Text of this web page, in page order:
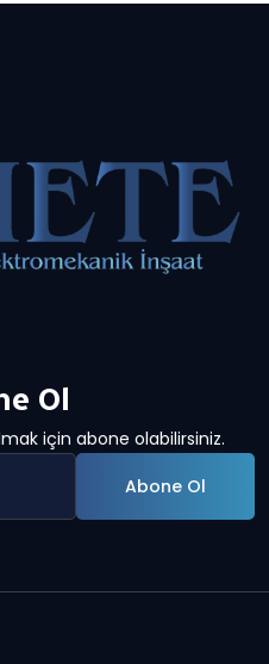
Ol
için abone olabilirsiniz.
Abone Ol